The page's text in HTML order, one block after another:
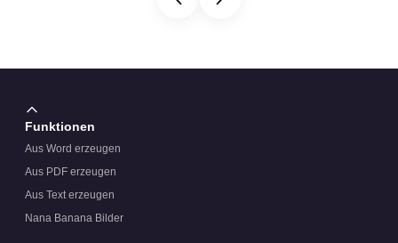
Funktionen
Aus Word erzeugen
Aus PDF erzeugen
Aus Text erzeugen
Nana Banana Bilder